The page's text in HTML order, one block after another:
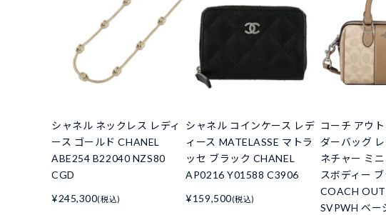
シャネル ネックレス レディ
ース ゴールド CHANEL
ABE254 B22040 NZS80
CGD
¥245,300(税込)
シャネル コインケース レデ
ィース MATELASSE マトラ
ッセ ブラック CHANEL
AP0216 Y01588 C3906
¥159,500(税込)
コーチ アウ
ダーバッグ
ネチャー ミ
スボディー
COACH
SVPWH ベー